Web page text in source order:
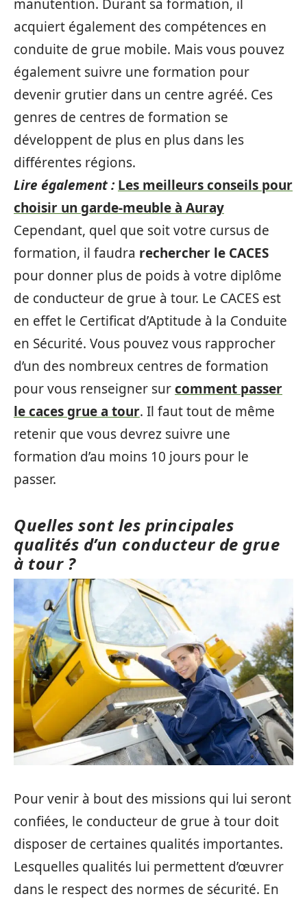
manutention. Durant sa formation, il
acquiert également des compétences en
conduite de grue mobile. Mais vous pouvez
également suivre une formation pour
devenir grutier dans un centre agréé. Ces
genres de centres de formation se
développent de plus en plus dans les
différentes régions.
Lire également : Les meilleurs conseils pour
choisir un garde-meuble à Auray
Cependant, quel que soit votre cursus de
formation, il faudra rechercher le CACES
pour donner plus de poids à votre diplôme
de conducteur de grue à tour. Le CACES est
en effet le Certificat d’Aptitude à la Conduite
en Sécurité. Vous pouvez vous rapprocher
d’un des nombreux centres de formation
pour vous renseigner surcomment passer
le caces grue a tour. Il faut tout de même
retenir que vous devrez suivre une
formation d’au moins 10 jours pour le
passer.
Quelles sont les principales
qualités d’un conducteur de grue
à tour ?
Pour venir à bout des missions qui lui seront
confiées, le conducteur de grue à tour doit
disposer de certaines qualités importantes.
Lesquelles qualités lui permettent d’œuvrer
dans le respect des normes de sécurité. En